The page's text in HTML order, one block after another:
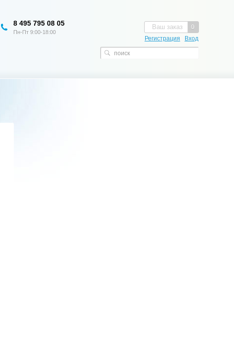
0
Ваш заказ
Регистрация Вход
8 495 795 08 05
Пн-Пт 9:00-18:00